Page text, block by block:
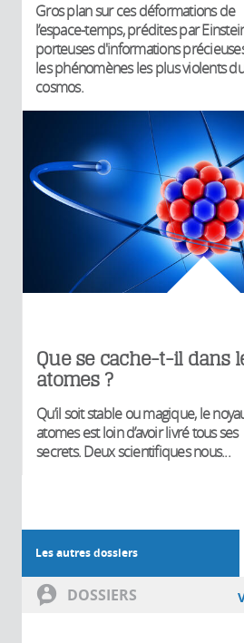
Gros plan sur ces déformations de
l’espace-temps, prédites par
porteuses d'informations
les phénomènes les plus violents du
cosmos.
Que se cache-t-il dans
atomes ?
Qu’il soit stable ou magique, le
atomes est loin d’avoir livré tous ses
secrets. Deux scientifiques nous...
Les autres dossiers
DOSSIERS